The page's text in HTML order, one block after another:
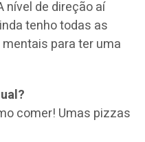
nível de direção aí
tenho todas as
para ter uma
comer! Umas pizzas